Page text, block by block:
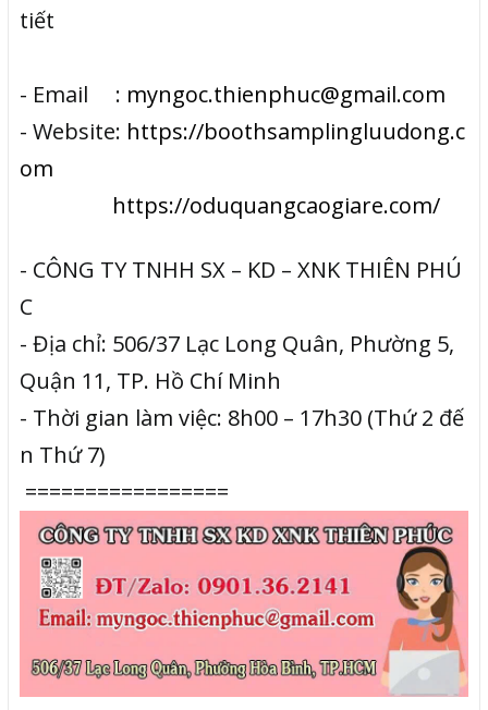
tiết
- Email : myngoc.thienphuc@gmail.com
- Website: https://boothsamplingluudong.c
om
https://oduquangcaogiare.com/
- CÔNG TY TNHH SX – KD – XNK THIÊN PHÚ
C
- Địa chỉ: 506/37 Lạc Long Quân, Phường 5,
Quận 11, TP. Hồ Chí Minh
- Thời gian làm việc: 8h00 – 17h30 (Thứ 2 đế
n Thứ 7)
=================